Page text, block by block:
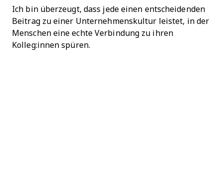
Ich bin überzeugt, dass jede einen entscheidenden
Beitrag zu einer Unternehmenskultur leistet, in der
Menschen eine echte Verbindung zu ihren
Kolleg:innen spüren.